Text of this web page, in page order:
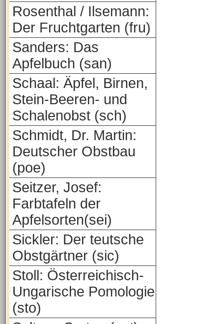
Rosenthal / Ilsemann:
Der Fruchtgarten (fru)
Sanders: Das
Apfelbuch (san)
Schaal: Äpfel, Birnen,
Stein-Beeren- und
Schalenobst (sch)
Schmidt, Dr. Martin:
Deutscher Obstbau
(poe)
Seitzer, Josef:
Farbtafeln der
Apfelsorten(sei)
Sickler: Der teutsche
Obstgärtner (sic)
Stoll: Österreichisch-
Ungarische Pomologie
(sto)